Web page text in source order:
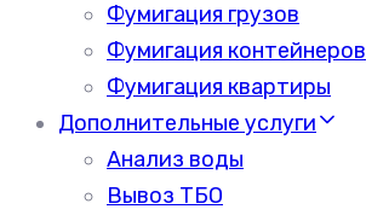
Фумигация грузов
Фумигация контейнеров
Фумигация квартиры
Дополнительные услуги
Анализ воды
Вывоз ТБО